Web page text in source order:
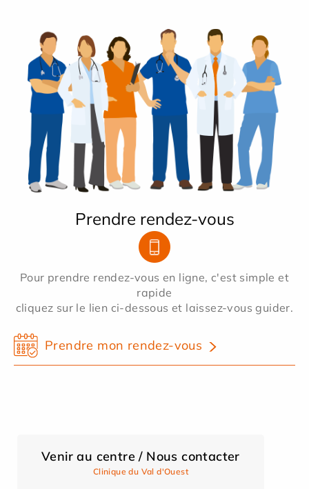
Prendre rendez-vous
Pour prendre rendez-vous en ligne, c'est simple et
rapide
cliquez sur le lien ci-dessous et laissez-vous guider.
Prendre mon rendez-vous
Venir au centre / Nous contacter
Clinique du Val d'Ouest